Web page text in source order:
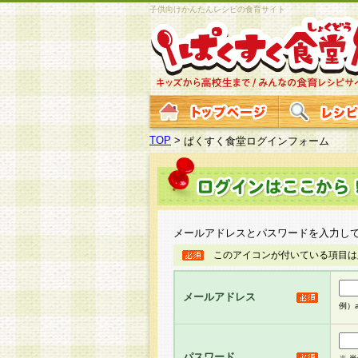
子供向けかんたんレシピの食育サイト
TOP >ぱくすく食堂ログインフォーム
メールアドレスとパスワードを入力し
このアイコンが付いている項目
メールアドレス
例）